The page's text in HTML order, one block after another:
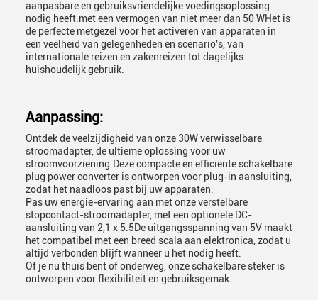
aanpasbare en gebruiksvriendelijke voedingsoplossing
nodig heeft.met een vermogen van niet meer dan 50 WHet is
de perfecte metgezel voor het activeren van apparaten in
een veelheid van gelegenheden en scenario's, van
internationale reizen en zakenreizen tot dagelijks
huishoudelijk gebruik.
Aanpassing:
Ontdek de veelzijdigheid van onze 30W verwisselbare
stroomadapter, de ultieme oplossing voor uw
stroomvoorziening.Deze compacte en efficiënte schakelbare
plug power converter is ontworpen voor plug-in aansluiting,
zodat het naadloos past bij uw apparaten.
Pas uw energie-ervaring aan met onze verstelbare
stopcontact-stroomadapter, met een optionele DC-
aansluiting van 2,1 x 5.5De uitgangsspanning van 5V maakt
het compatibel met een breed scala aan elektronica, zodat u
altijd verbonden blijft wanneer u het nodig heeft.
Of je nu thuis bent of onderweg, onze schakelbare steker is
ontworpen voor flexibiliteit en gebruiksgemak.